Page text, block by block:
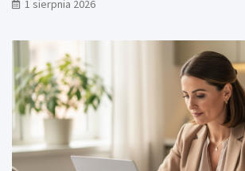
1 sierpnia 2026